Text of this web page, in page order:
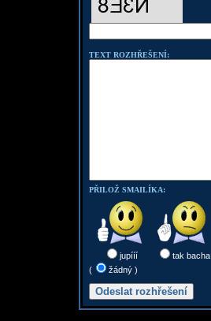
TEXT ROZHŘEŠENÍ:
PŘILOŽ SMAILÍKA:
jupííí tak bacha
(
žádný )